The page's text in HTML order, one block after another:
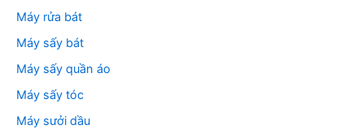
Máy rửa bát
Máy sấy bát
Máy sấy quần áo
Máy sấy tóc
Máy sưởi dầu